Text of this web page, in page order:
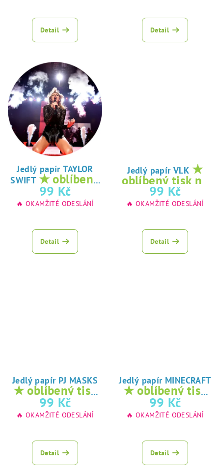
Detail Detail
Jedlý papír TAYLOR
SWIFT ★ oblíbený
tisk na jedlý
papír
99 Kč
🔥 OKAMŽITÉ ODESLÁNÍ
Detail
Jedlý papír VLK ★
oblíbený tisk na
jedlý papír
99 Kč
🔥 OKAMŽITÉ ODESLÁNÍ
Detail
Jedlý papír PJ MASKS
★ oblíbený tisk
na jedlý papír
99 Kč
🔥 OKAMŽITÉ ODESLÁNÍ
Detail
Jedlý papír MINECRAFT
★ oblíbený tisk
na jedlý papír
99 Kč
🔥 OKAMŽITÉ ODESLÁNÍ
Detail